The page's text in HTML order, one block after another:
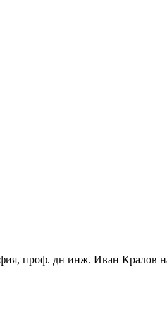
проф. дн инж. Иван Кралов